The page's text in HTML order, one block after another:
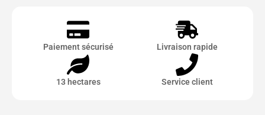
Paiement sécurisé Livraison rapide
13 hectares Service client